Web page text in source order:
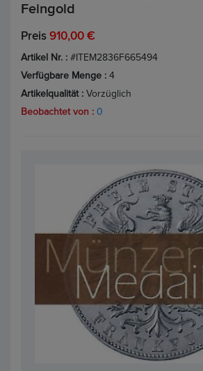
Feingold
Preis 910,00 €
Artikel Nr. : #ITEM2836F665494
Verfügbare Menge : 4
Artikelqualität : Vorzüglich
Beobachtet von : 0